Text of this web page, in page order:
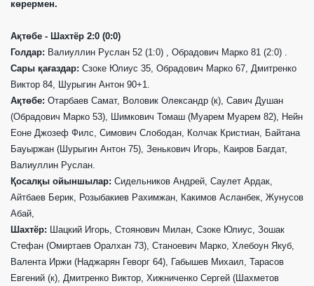
көрермен.
Ақтөбе - Шахтёр 2:0 (0:0)
Голдар: Валиуллин Руслан 52 (1:0) , Обрадович Марко 81 (2:0) .
Сары қағаздар: Сзоке Юлиус 35, Обрадович Марко 67, Дмитренко
Виктор 84, Шурыгин Антон 90+1.
Ақтөбе: Отарбаев Самат, Воловик Олександр (к), Савич Душан
(Обрадович Марко 53), Шимкович Томаш (Муарем Муарем 82), Нейн
Еоне Джозеф Филс, Симович Слободан, Колчак Кристиан, Байтана
Бауыржан (Шурыгин Антон 75), Зенькович Игорь, Каиров Багдат,
Валиуллин Руслан.
Қосалқы ойыншылар: Сидельников Андрей, Саулет Ардак,
Айтбаев Берик, Розыбакиев Рахимжан, Какимов Асланбек, Жунусов
Абай,
Шахтёр: Шацкий Игорь, Стоянович Милан, Сзоке Юлиус, Зошак
Стефан (Омиртаев Оралхан 73), Станоевич Марко, Хлебоун Якуб,
Валента Иржи (Наджарян Геворг 64), Габышев Михаил, Тарасов
Евгений (к), Дмитренко Виктор, Хижниченко Сергей (Шахметов